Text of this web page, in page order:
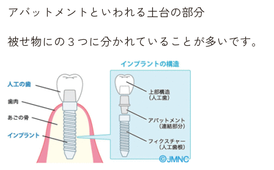
アバットメントといわれる土台の部分
被せ物にの３つに分かれていることが多いです。